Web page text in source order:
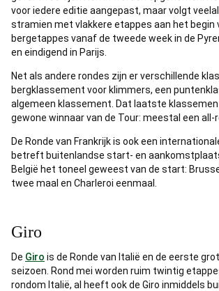
voor iedere editie aangepast, maar volgt
stramien met vlakkere etappes aan het begin
bergetappes vanaf de tweede week in de
en eindigend in Parijs.
Net als andere rondes zijn er verschillende
bergklassement voor klimmers, een
algemeen klassement. Dat laatste
gewone winnaar van de Tour: meestal een all-
De Ronde van Frankrijk is ook een
betreft buitenlandse start- en
België het toneel geweest van de start:
twee maal en Charleroi eenmaal.
Giro
De Giro is de Ronde van Italië en de eerste
seizoen. Rond mei worden ruim twintig
rondom Italië, al heeft ook de Giro inmiddels